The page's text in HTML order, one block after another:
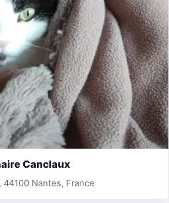
Canclaux
44100 Nantes, France